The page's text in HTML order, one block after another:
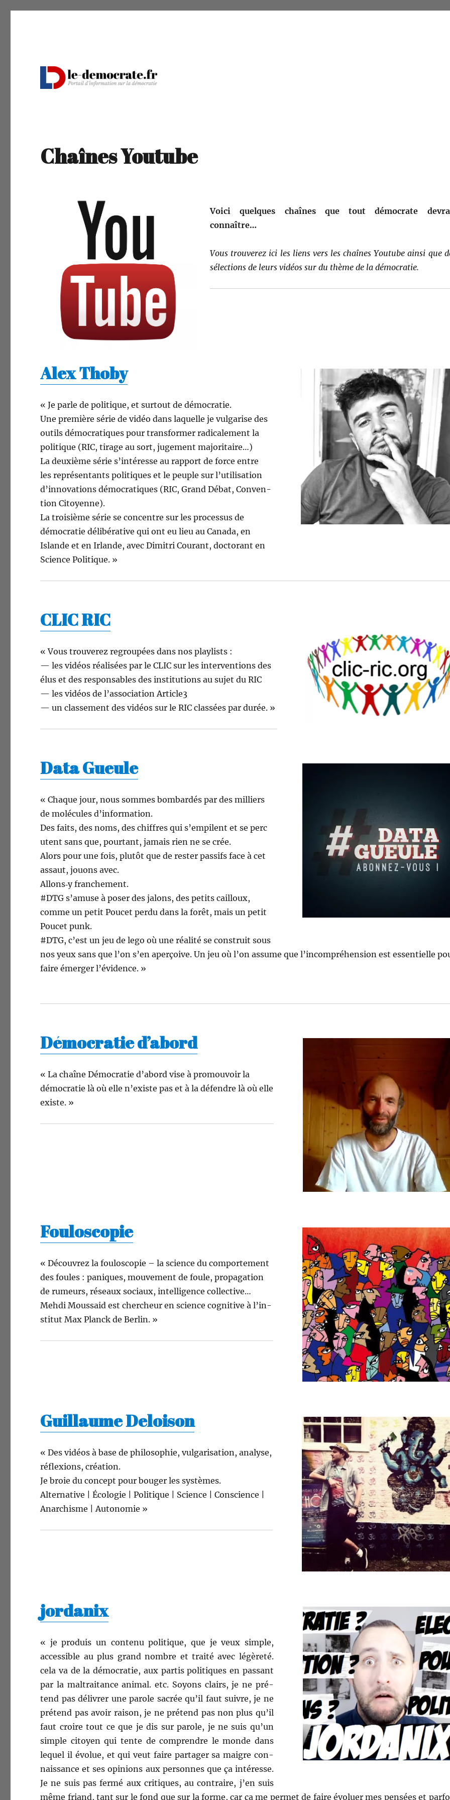
Chaînes Youtube
Voici quelques chaînes que tout démoc­rate
connaître…
Vous trou­verez ici les liens vers les chaînes Youtube ain­si que
sélec­tions de leurs vidéos sur du thème de la démocratie.
Alex Thoby
« Je par­le de poli­tique, et surtout de démocratie.
Une pre­mière série de vidéo dans laque­lle je vul­garise des
out­ils démoc­ra­tiques pour trans­former rad­i­cale­ment la
poli­tique (RIC, tirage au sort, juge­ment majoritaire…)
La deux­ième série s’in­téresse au rap­port de force entre
les représen­tants poli­tiques et le peu­ple sur l’u­til­i­sa­tion
d’in­no­va­tions démoc­ra­tiques (RIC, Grand Débat, Con­ven­
tion Citoyenne).
La troisième série se con­cen­tre sur les proces­sus de
démoc­ra­tie délibéra­tive qui ont eu lieu au Cana­da, en
Islande et en Irlande, avec Dim­itri Courant, doc­tor­ant en
Sci­ence Politique. »
CLIC RIC
« Vous trou­verez regroupées dans nos playlists :
— les vidéos réal­isées par le CLIC sur les inter­ven­tions des
élus et des respon­s­ables des insti­tu­tions au sujet du RIC
— les vidéos de l’as­so­ci­a­tion Article3
— un classe­ment des vidéos sur le RIC classées par durée. »
Data Gueule
« Chaque jour, nous sommes bom­bardés par des mil­liers
de molécules d’information.
Des faits, des noms, des chiffres qui s’empilent et se per­c
u­tent sans que, pour­tant, jamais rien ne se crée.
Alors pour une fois, plutôt que de rester pas­sifs face à cet
assaut, jouons avec.
Allons‑y franchement.
#DTG s’a­muse à pos­er des jalons, des petits cail­loux,
comme un petit Poucet per­du dans la forêt, mais un petit
Poucet punk.
#DTG, c’est un jeu de lego où une réal­ité se con­stru­it sous
nos yeux sans que l’on s’en aperçoive. Un jeu où l’on assume que l’in­com­préhen­sion est essen­tielle
faire émerg­er l’évidence. »
Démocratie d’abord
« La chaîne Démoc­ra­tie d’abord vise à pro­mou­voir la
démoc­ra­tie là où elle n’ex­iste pas et à la défendre là où elle
existe. »
Fouloscopie
« Décou­vrez la foulo­scopie – la sci­ence du com­porte­ment
des foules : paniques, mou­ve­ment de foule, prop­a­ga­tion
de rumeurs, réseaux soci­aux, intel­li­gence collective…
Meh­di Mous­said est chercheur en sci­ence cog­ni­tive à l’in­
sti­tut Max Planck de Berlin. »
Guillaume Deloison
« Des vidéos à base de philoso­phie, vul­gar­i­sa­tion, analyse,
réflex­ions, création.
Je broie du con­cept pour bouger les systèmes.
Alter­na­tive | Écolo­gie | Poli­tique | Sci­ence | Con­science |
Anar­chisme | Autonomie »
jordanix
« je pro­duis un con­tenu poli­tique, que je veux sim­ple,
acces­si­ble au plus grand nom­bre et traité avec légèreté.
cela va de la démoc­ra­tie, aux par­tis poli­tiques en pas­sant
par la mal­trai­tance ani­mal. etc. Soyons clairs, je ne pré­
tend pas délivr­er une parole sacrée qu’il faut suiv­re, je ne
pré­tend pas avoir rai­son, je ne pré­tend pas non plus qu’il
faut croire tout ce que je dis sur parole, je ne suis qu’un
sim­ple citoyen qui tente de com­pren­dre le monde dans
lequel il évolue, et qui veut faire partager sa mai­gre con­
nais­sance et ses opin­ions aux per­son­nes que ça intéresse.
Je ne suis pas fer­mé aux cri­tiques, au con­traire, j’en suis
même friand, tant sur le fond que sur la forme, car ça me per­met de faire évoluer mes pen­sées et